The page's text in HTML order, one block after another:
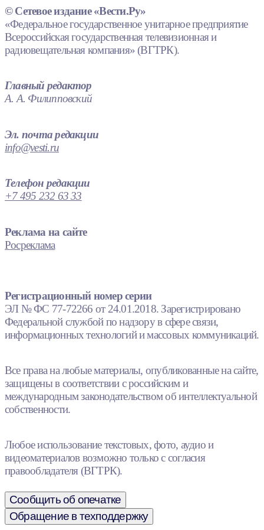
© Сетевое издание «Вести.Ру»
«Федеральное государственное унитарное предприятие
Всероссийская государственная телевизионная и
радиовещательная компания» (ВГТРК).
Главный редактор
А. А. Филипповский
Эл. почта редакции
info@vesti.ru
Телефон редакции
+7 495 232 63 33
Реклама на сайте
Росреклама
Регистрационный номер серии
ЭЛ № ФС 77-72266 от 24.01.2018. Зарегистрировано
Федеральной службой по надзору в сфере связи,
информационных технологий и массовых коммуникаций.
Все права на любые материалы, опубликованные на сайте,
защищены в соответствии с российским и
международным законодательством об интеллектуальной
собственности.
Любое использование текстовых, фото, аудио и
видеоматериалов возможно только с согласия
правообладателя (ВГТРК).
Сообщить об опечатке
Обращение в техподдержку